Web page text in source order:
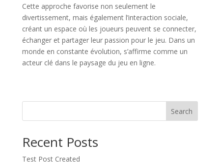
Cette approche favorise non seulement le
divertissement, mais également l’interaction sociale,
créant un espace où les joueurs peuvent se connecter,
échanger et partager leur passion pour le jeu. Dans un
monde en constante évolution, s’affirme comme un
acteur clé dans le paysage du jeu en ligne.
Search
Recent Posts
Test Post Created